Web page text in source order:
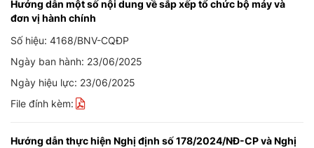
Hướng dẫn một số nội dung về sắp xếp tổ chức bộ máy và
đơn vị hành chính
Số hiệu: 4168/BNV-CQĐP
Ngày ban hành: 23/06/2025
Ngày hiệu lực: 23/06/2025
File đính kèm:
Hướng dẫn thực hiện Nghị định số 178/2024/NĐ-CP và Nghị